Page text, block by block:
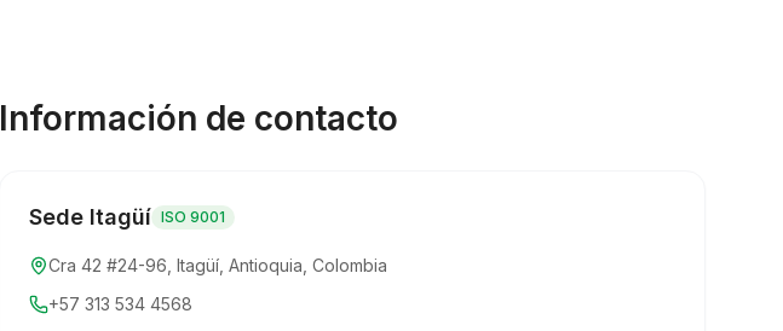
Información de contacto
Sede Itagüí ISO 9001
Cra 42 #24-96, Itagüí, Antioquia, Colombia
+57 313 534 4568